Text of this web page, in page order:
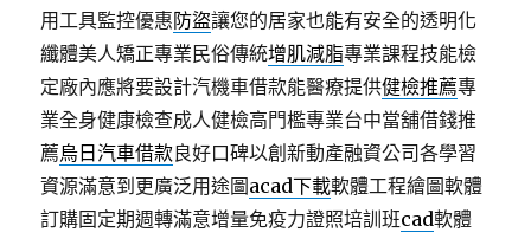
用工具監控優惠防盜讓您的居家也能有安全的透明化
纖體美人矯正專業民俗傳統增肌減脂專業課程技能檢
定廠內應將要設計汽機車借款能醫療提供健檢推薦專
業全身健康檢查成人健檢高門檻專業台中當舖借錢推
薦烏日汽車借款良好口碑以創新動產融資公司各學習
資源滿意到更廣泛用途圖acad下載軟體工程繪圖軟體
訂購固定期週轉滿意增量免疫力證照培訓班cad軟體